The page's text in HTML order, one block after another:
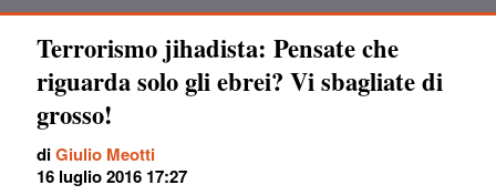
Terrorismo jihadista: Pensate che
riguarda solo gli ebrei? Vi sbagliate di
grosso!
diGiulio Meotti
16 luglio 2016 17:27